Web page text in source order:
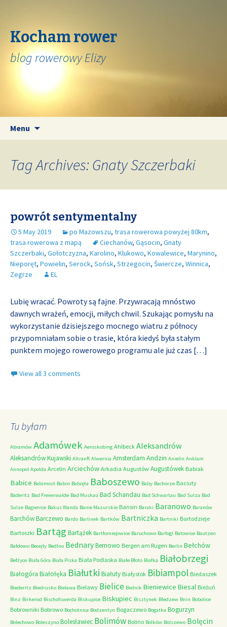
Kocham rower
blog rowerowy Elizy
Menu
Tag Archives: Gnaty Szczerbaki
powrót sentymentalny
5 May 2019 po Mazowszu, trasa rowerowa powyżej 80km,
trasa rowerowa z mapą
Ciechanów, Gąsocin, Gnaty
Szczerbaki, Gołotczyzna, Karolino, Klukowo, Kowalewice, Marynino,
Nieporęt, Powielin, Serock, Sońsk, Strzegocin, Świercze, Winnica,
Zegrze
EL
Lubię wracać. Powroty są fajne. Przywracają mnóstwo
dawnych wrażeń, emocji, miłych chwil. Szukając pomysłu na
wykorzystanie dzisiejszego mocnego wiatru z północy
przypomniałam sobie o trasie, która kiedyś była stałym
punktem mojego rowerowego programu ale już czas […]
View all 3 comments
Tu byłam
Abramów Adamówek Aeroskobing Ahlbeck Aleksandrów
Aleksandrów Kujawski Altranft Alwernia Amsterdam Andzin Anielin Anklam
Annopol Apolda Arcelin Arciechów Arkadia Augustów Augustówek Babiak
Babice Babimost Babin Babięta Baboszewo Baby Bachorze Baciuty
Baderitz Bad Freienwalde Bad Muskau Bad Schandau Bad Schwartau Bad Sulza Bad
Sulze Bagienice Bakus Wanda Banie Mazurskie Bansin Baraki Baranowo Baranów
BarchówBarczewo Bardo Barlinek Bartków Bartniczka Bartniki Bartodzieje
Bartoszki Bartąg Bartążek Bartłomiejowice Baruchowo Barłogi Batowice Bautzen
Bałdowo Becejły Bedlno BednaryBemowo Bergen am Rugen Berlin Bełchów
Bełżyce Biała Góra Biała Piska Biała Podlaska Białe Błoto Białka Białobrzegi
Białogóra Białołęka Białutki Białuty Białystok Bibiampol Biedaszek
Biederitz Biedrusko Bielawa Bielawy Bielice Bielnik Bieniewice Biesal Bieżuń
Binz Birkerod Bischofswerda Biskupice Biskupiec Bisztynek Bledzew Bnin Bobolice
Bobrowniki Bobrowo Bochotnica Bodzentyn Bogaczewo Bogatka Bogurzyn
Bolechowo Boleszyno Bolesławiec Bolimów Bolino Bolków Bolszewo Bolęcin